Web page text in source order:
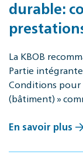
durable:
La KBOB
Partie
Conditions
(bâtiment) »
En savoir plus